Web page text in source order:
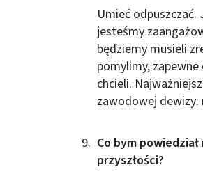
Umieć
jesteśmy
będziemy musieli
pomylimy,
chcieli.
zawodowej dewizy:
Co bym
przyszłości?